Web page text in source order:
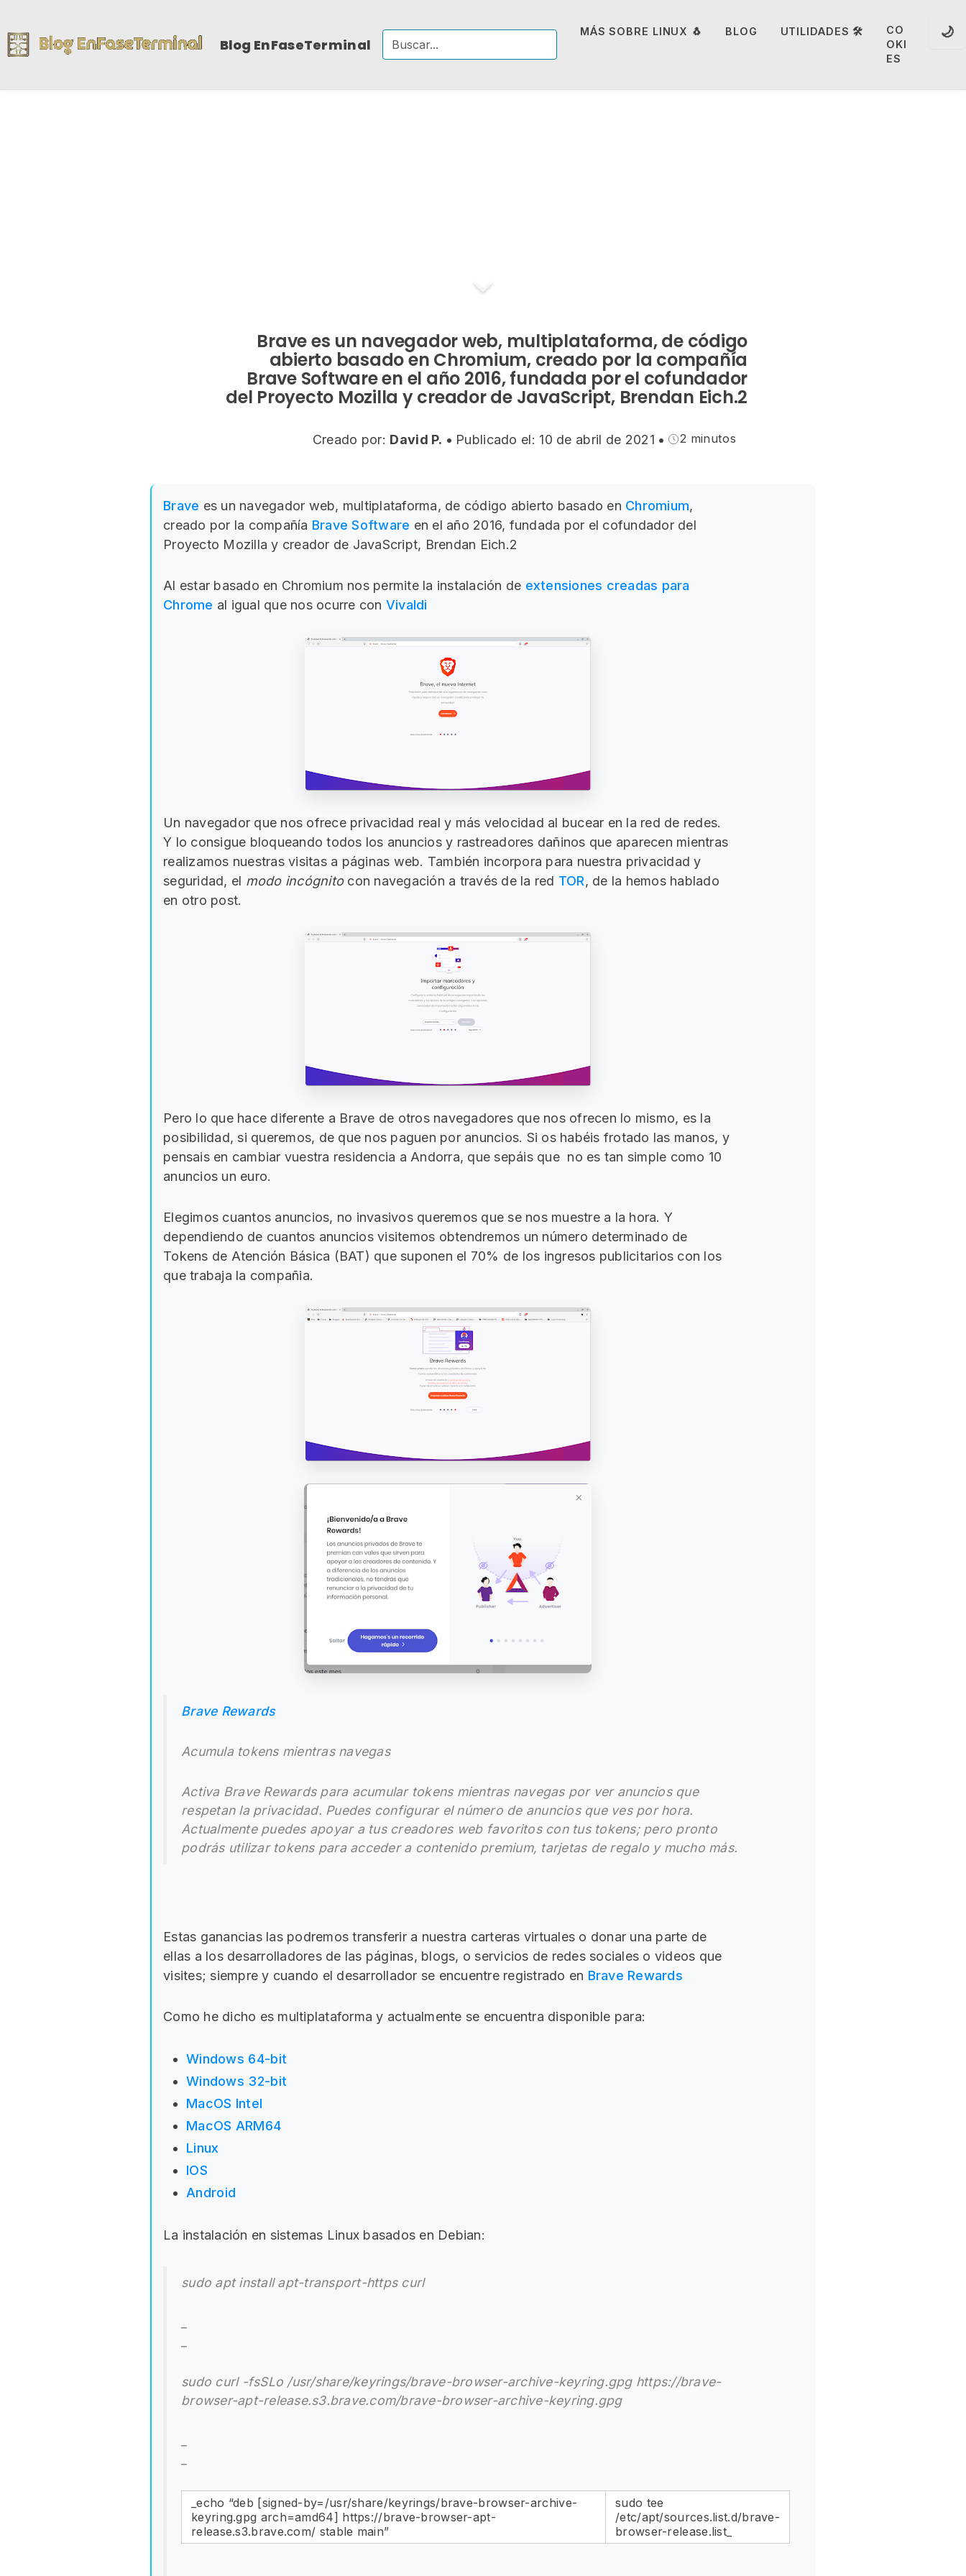
Blog EnFaseTerminal
MÁS SOBRE LINUX 🐧 BLOG UTILIDADES 🛠️
CO
OKI
ES
🌙
Brave es un navegador web, multiplataforma, de código
abierto basado en Chromium, creado por la compañía
Brave Software en el año 2016, fundada por el cofundador
del Proyecto Mozilla y creador de JavaScript, Brendan Eich.2
Creado por: David P. • Publicado el: 10 de abril de 2021 • 2 minutos
Brave es un navegador web, multiplataforma, de código abierto basado en Chromium,
creado por la compañía Brave Software en el año 2016, fundada por el cofundador del
Proyecto Mozilla y creador de JavaScript, Brendan Eich.2
Al estar basado en Chromium nos permite la instalación de extensiones creadas para
Chrome al igual que nos ocurre con Vivaldi
Un navegador que nos ofrece privacidad real y más velocidad al bucear en la red de redes.
Y lo consigue bloqueando todos los anuncios y rastreadores dañinos que aparecen mientras
realizamos nuestras visitas a páginas web. También incorpora para nuestra privacidad y
seguridad, el modo incógnitocon navegación a través de la red TOR, de la hemos hablado
en otro post.
Pero lo que hace diferente a Brave de otros navegadores que nos ofrecen lo mismo, es la
posibilidad, si queremos, de que nos paguen por anuncios. Si os habéis frotado las manos, y
pensais en cambiar vuestra residencia a Andorra, que sepáis que no es tan simple como 10
anuncios un euro.
Elegimos cuantos anuncios, no invasivos queremos que se nos muestre a la hora. Y
dependiendo de cuantos anuncios visitemos obtendremos un número determinado de
Tokens de Atención Básica (BAT) que suponen el 70% de los ingresos publicitarios con los
que trabaja la compañia.
Brave Rewards
Acumula tokens mientras navegas
Activa Brave Rewards para acumular tokens mientras navegas por ver anuncios que
respetan la privacidad. Puedes configurar el número de anuncios que ves por hora.
Actualmente puedes apoyar a tus creadores web favoritos con tus tokens; pero pronto
podrás utilizar tokens para acceder a contenido premium, tarjetas de regalo y mucho más.
Estas ganancias las podremos transferir a nuestra carteras virtuales o donar una parte de
ellas a los desarrolladores de las páginas, blogs, o servicios de redes sociales o videos que
visites; siempre y cuando el desarrollador se encuentre registrado en Brave Rewards
Como he dicho es multiplataforma y actualmente se encuentra disponible para:
Windows 64-bit
Windows 32-bit
MacOS Intel
MacOS ARM64
Linux
IOS
Android
La instalación en sistemas Linux basados en Debian:
sudo apt install apt-transport-https curl
sudo curl -fsSLo /usr/share/keyrings/brave-browser-archive-keyring.gpg https://brave-
browser-apt-release.s3.brave.com/brave-browser-archive-keyring.gpg
_echo “deb [signed-by=/usr/share/keyrings/brave-browser-archive-
keyring.gpg arch=amd64] https://brave-browser-apt-
release.s3.brave.com/ stable main”
sudo tee
/etc/apt/sources.list.d/brave-
browser-release.list_